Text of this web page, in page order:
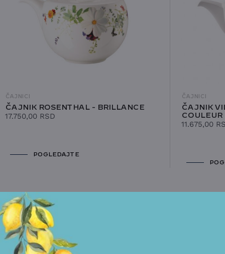
Uslove korišćenja i Politiku privatnosti
POŠALJITE UPIT
ČAJNICI
ČAJNIK ROSENTHAL - BRILLANCE
17.750,00 RSD
POGLEDAJTE
ČAJNICI
ČAJNIK
COULEUR
11.675,00
POGLEDAJTE I DRUGE PROIZVODE OVOG BRENDA